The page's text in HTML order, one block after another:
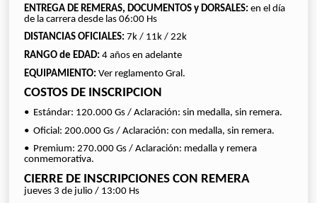
ENTREGA DE REMERAS, DOCUMENTOS y DORSALES: en el día
de la carrera desde las 06:00 Hs
DISTANCIAS OFICIALES: 7k / 11k / 22k
RANGO de EDAD: 4 años en adelante
EQUIPAMIENTO: Ver reglamento Gral.
COSTOS DE INSCRIPCION
•⁠ ⁠Estándar: 120.000 Gs / Aclaración: sin medalla, sin remera.
•⁠ ⁠Oficial: 200.000 Gs / Aclaración: con medalla, sin remera.
•⁠ ⁠Premium: 270.000 Gs / Aclaración: medalla y remera
conmemorativa.
CIERRE DE INSCRIPCIONES CON REMERA
jueves 3 de julio / 13:00 Hs